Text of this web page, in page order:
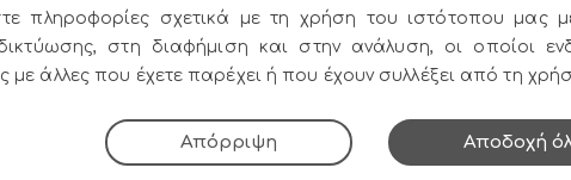
Τηλ. Παραγγελίες
9758010
πληροφορίες σχετικά με τη χρήση του ιστότοπου μας
δικτύωσης, στη διαφήμιση και στην ανάλυση, οι οποίοι
με άλλες που έχετε παρέχει ή που έχουν συλλέξει από τη
Απόρριψη Αποδοχή